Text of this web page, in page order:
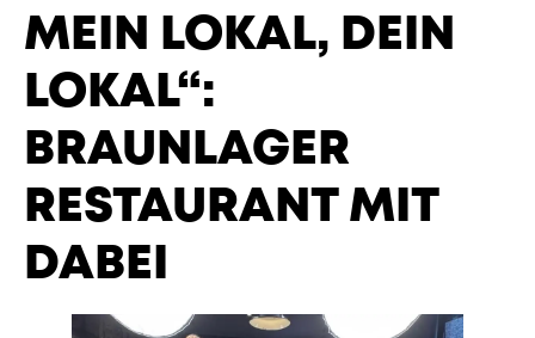
MEIN LOKAL, DEIN
LOKAL“:
BRAUNLAGER
RESTAURANT MIT
DABEI